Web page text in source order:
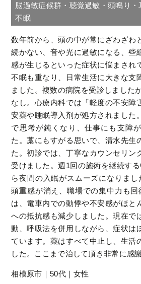
脳過敏症候群・聴覚過敏・頭鳴り・
不眠
数年前から、頭の中が常にざわざわ
続かない、音や光に過敏になる、些
感が生じるといった症状に悩まされ
不眠も重なり、日常生活に大きな支
ました。複数の病院を受診しました
なし。心療内科では「軽度の不安障
安薬や睡眠導入剤が処方されました
で思考が鈍くなり、仕事にも支障
た。藁にもすがる思いで、清水先生
た。初診では、丁寧なカウンセリン
受けました。週1回の施術を継続す
ら夜間の入眠がスムーズになりま
頭重感が消え、職場での集中力も回
は、電車内での動悸や不安感がほと
への抵抗感も減少しました。現在で
動、呼吸法を併用しながら、症状は
ています。薬はすべて中止し、生活
した。ここまで治して頂き非常に感
相模原市｜50代｜女性